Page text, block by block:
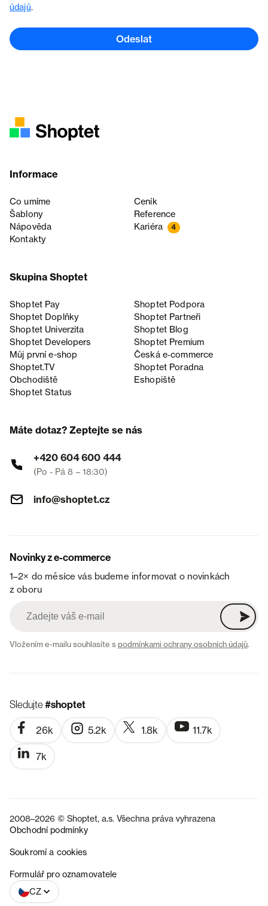
údajů.
Odeslat
Informace
Co umíme
Ceník
Šablony
Reference
Nápověda
Kariéra 4
Kontakty
Skupina Shoptet
Shoptet Pay
Shoptet Podpora
Shoptet Doplňky
Shoptet Partneři
Shoptet Univerzita
Shoptet Blog
Shoptet Developers
Shoptet Premium
Můj první e-shop
Česká e‑commerce
Shoptet.TV
Shoptet Poradna
Obchodiště
Eshopiště
Shoptet Status
Máte dotaz? Zeptejte se nás
+420 604 600 444
(Po - Pá 8 – 18:30)
info@shoptet.cz
Novinky z e-commerce
1–2× do měsíce vás budeme informovat o novinkách
z oboru
Vložením e-mailu souhlasíte spodmínkami ochrany osobních údajů.
Sledujte#shoptet
26k 5.2k 1.8k 11.7k
7k
2008–2026 © Shoptet, a.s. Všechna práva vyhrazena
Obchodní podmínky
Soukromí a cookies
Formulář pro oznamovatele
CZ